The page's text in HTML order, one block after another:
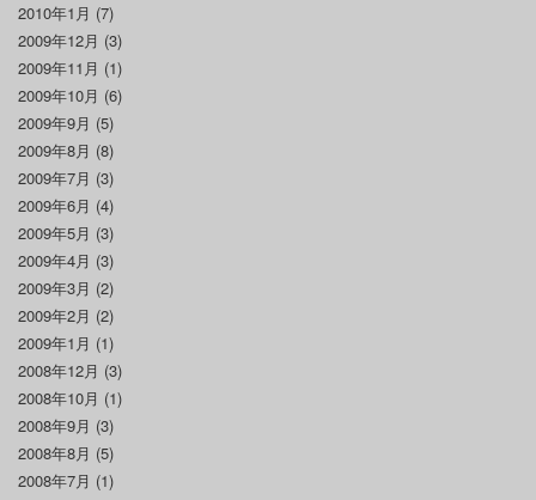
2010年1月 (7)
2009年12月 (3)
2009年11月 (1)
2009年10月 (6)
2009年9月 (5)
2009年8月 (8)
2009年7月 (3)
2009年6月 (4)
2009年5月 (3)
2009年4月 (3)
2009年3月 (2)
2009年2月 (2)
2009年1月 (1)
2008年12月 (3)
2008年10月 (1)
2008年9月 (3)
2008年8月 (5)
2008年7月 (1)